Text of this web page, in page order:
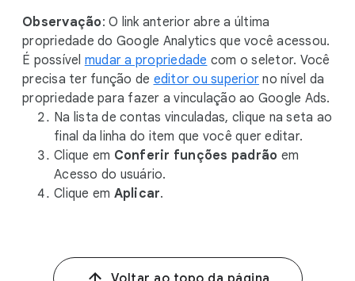
Observação: O link anterior abre a última
propriedade do Google Analytics que você acessou.
É possível mudar a propriedade com o seletor. Você
precisa ter função de editor ou superior no nível da
propriedade para fazer a vinculação ao Google Ads.
Na lista de contas vinculadas, clique na seta ao
final da linha do item que você quer editar.
Clique em Conferir funções padrão em
Acesso do usuário.
Clique em Aplicar.